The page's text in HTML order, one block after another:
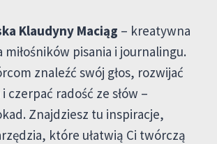
Klaudyny Maciąg – kreatywna
pisania i journalingu.
znaleźć swój głos, rozwijać
czerpać radość ze słów –
Znajdziesz tu inspiracje,
które ułatwią Ci twórczą